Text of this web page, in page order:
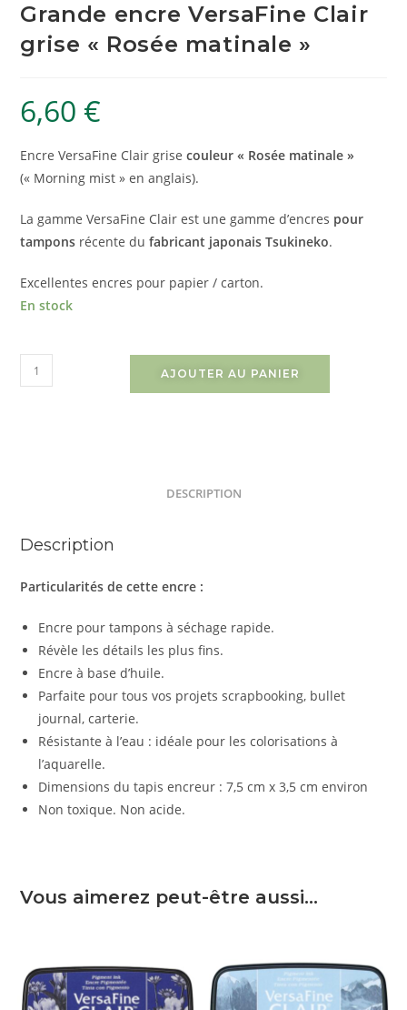
Grande encre VersaFine Clair
grise « Rosée matinale »
6,60 €
Encre VersaFine Clair grisecouleur « Rosée matinale »
(« Morning mist » en anglais).
La gamme VersaFine Clair est une gamme d’encres pour
tampons récente dufabricant japonais Tsukineko.
Excellentes encres pour papier / carton.
En stock
AJOUTER AU PANIER
DESCRIPTION
Description
Particularités de cette encre :
Encre pour tampons à séchage rapide.
Révèle les détails les plus fins.
Encre à base d’huile.
Parfaite pour tous vos projets scrapbooking, bullet
journal, carterie.
Résistante à l’eau : idéale pour les colorisations à
l’aquarelle.
Dimensions du tapis encreur : 7,5 cm x 3,5 cm environ
Non toxique. Non acide.
Vous aimerez peut-être aussi…